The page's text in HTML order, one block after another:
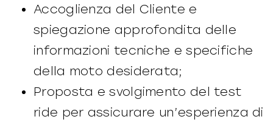
Accoglienza del Cliente e
spiegazione approfondita delle
informazioni tecniche e specifiche
della moto desiderata;
Proposta e svolgimento del test
ride per assicurare un’esperienza di